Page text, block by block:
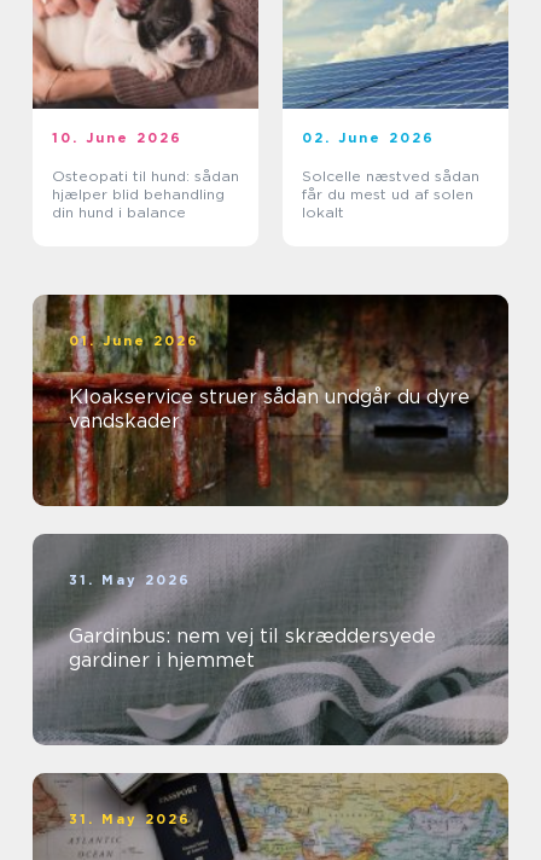
10. June 2026
Osteopati til hund: sådan
hjælper blid behandling
din hund i balance
02. June 2026
Solcelle næstved sådan
får du mest ud af solen
lokalt
01. June 2026
Kloakservice struer sådan undgår du dyre
vandskader
31. May 2026
Gardinbus: nem vej til skræddersyede
gardiner i hjemmet
31. May 2026